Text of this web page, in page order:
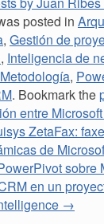
posted in
, Gestión de
, Inteligencia de
Metodología,
. Bookmark the
entre
ZetaFax:
de
sobre
en un
→